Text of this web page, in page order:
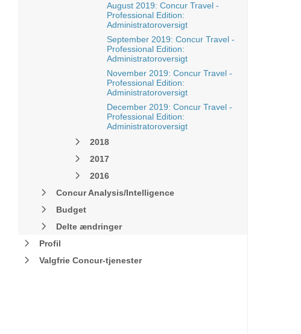
August 2019: Concur Travel -
Professional Edition:
Administratoroversigt
September 2019: Concur Travel -
Professional Edition:
Administratoroversigt
November 2019: Concur Travel -
Professional Edition:
Administratoroversigt
December 2019: Concur Travel -
Professional Edition:
Administratoroversigt
2018
2017
2016
Concur Analysis/Intelligence
Budget
Delte ændringer
Profil
Valgfrie Concur-tjenester